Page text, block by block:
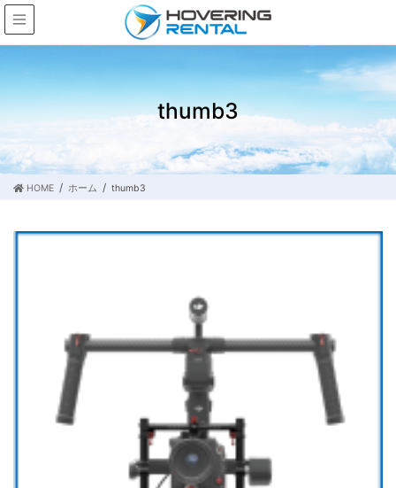
thumb3
HOME ホーム thumb3